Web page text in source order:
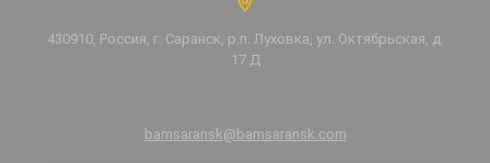
430910, Россия, г. Саранск, р.п. Луховка, ул. Октябрьская, д.
17 Д
bamsaransk@bamsaransk.com